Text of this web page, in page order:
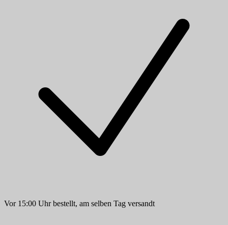
Vor 15:00 Uhr bestellt, am selben Tag versandt